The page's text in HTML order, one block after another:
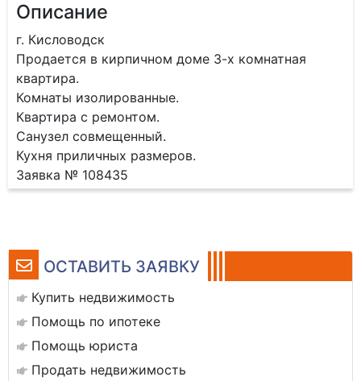
ОСТАВИТЬ ЗАЯВКУ
Купить недвижимость
Помощь по ипотеке
Помощь юриста
Продать недвижимость
Описание
г. Кисловодск
Продается в кирпичном доме 3-х комнатная
квартира.
Комнаты изолированные.
Квартира с ремонтом.
Санузел совмещенный.
Кухня приличных размеров.
Заявка № 108435